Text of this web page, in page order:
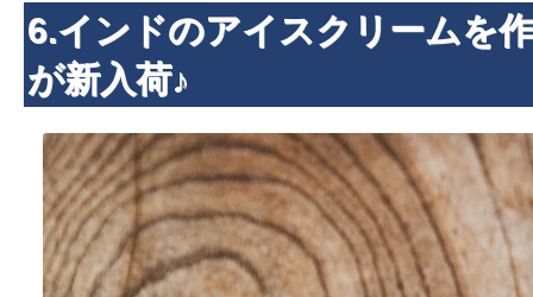
6.インドのアイスクリームを
が新入荷♪